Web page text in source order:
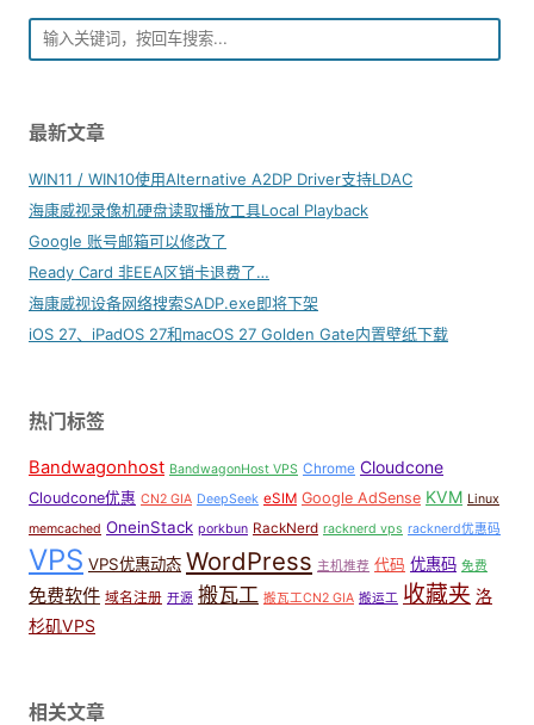
最新文章
WIN11 / WIN10使用Alternative A2DP Driver支持LDAC
海康威视录像机硬盘读取播放工具Local Playback
Google 账号邮箱可以修改了
Ready Card 非EEA区销卡退费了…
海康威视设备网络搜索SADP.exe即将下架
iOS 27、iPadOS 27和macOS 27 Golden Gate内置壁纸下载
热门标签
Bandwagonhost BandwagonHost VPS Chrome Cloudcone
Cloudcone优惠 CN2 GIA DeepSeek eSIM Google AdSense KVM Linux
memcached OneinStack porkbun RackNerd racknerd vps racknerd优惠码
VPS VPS优惠动态 WordPress 主机推荐 代码 优惠码 免费
免费软件 域名注册 开源 搬瓦工 搬瓦工CN2 GIA 搬运工 收藏夹 洛
杉矶VPS
相关文章